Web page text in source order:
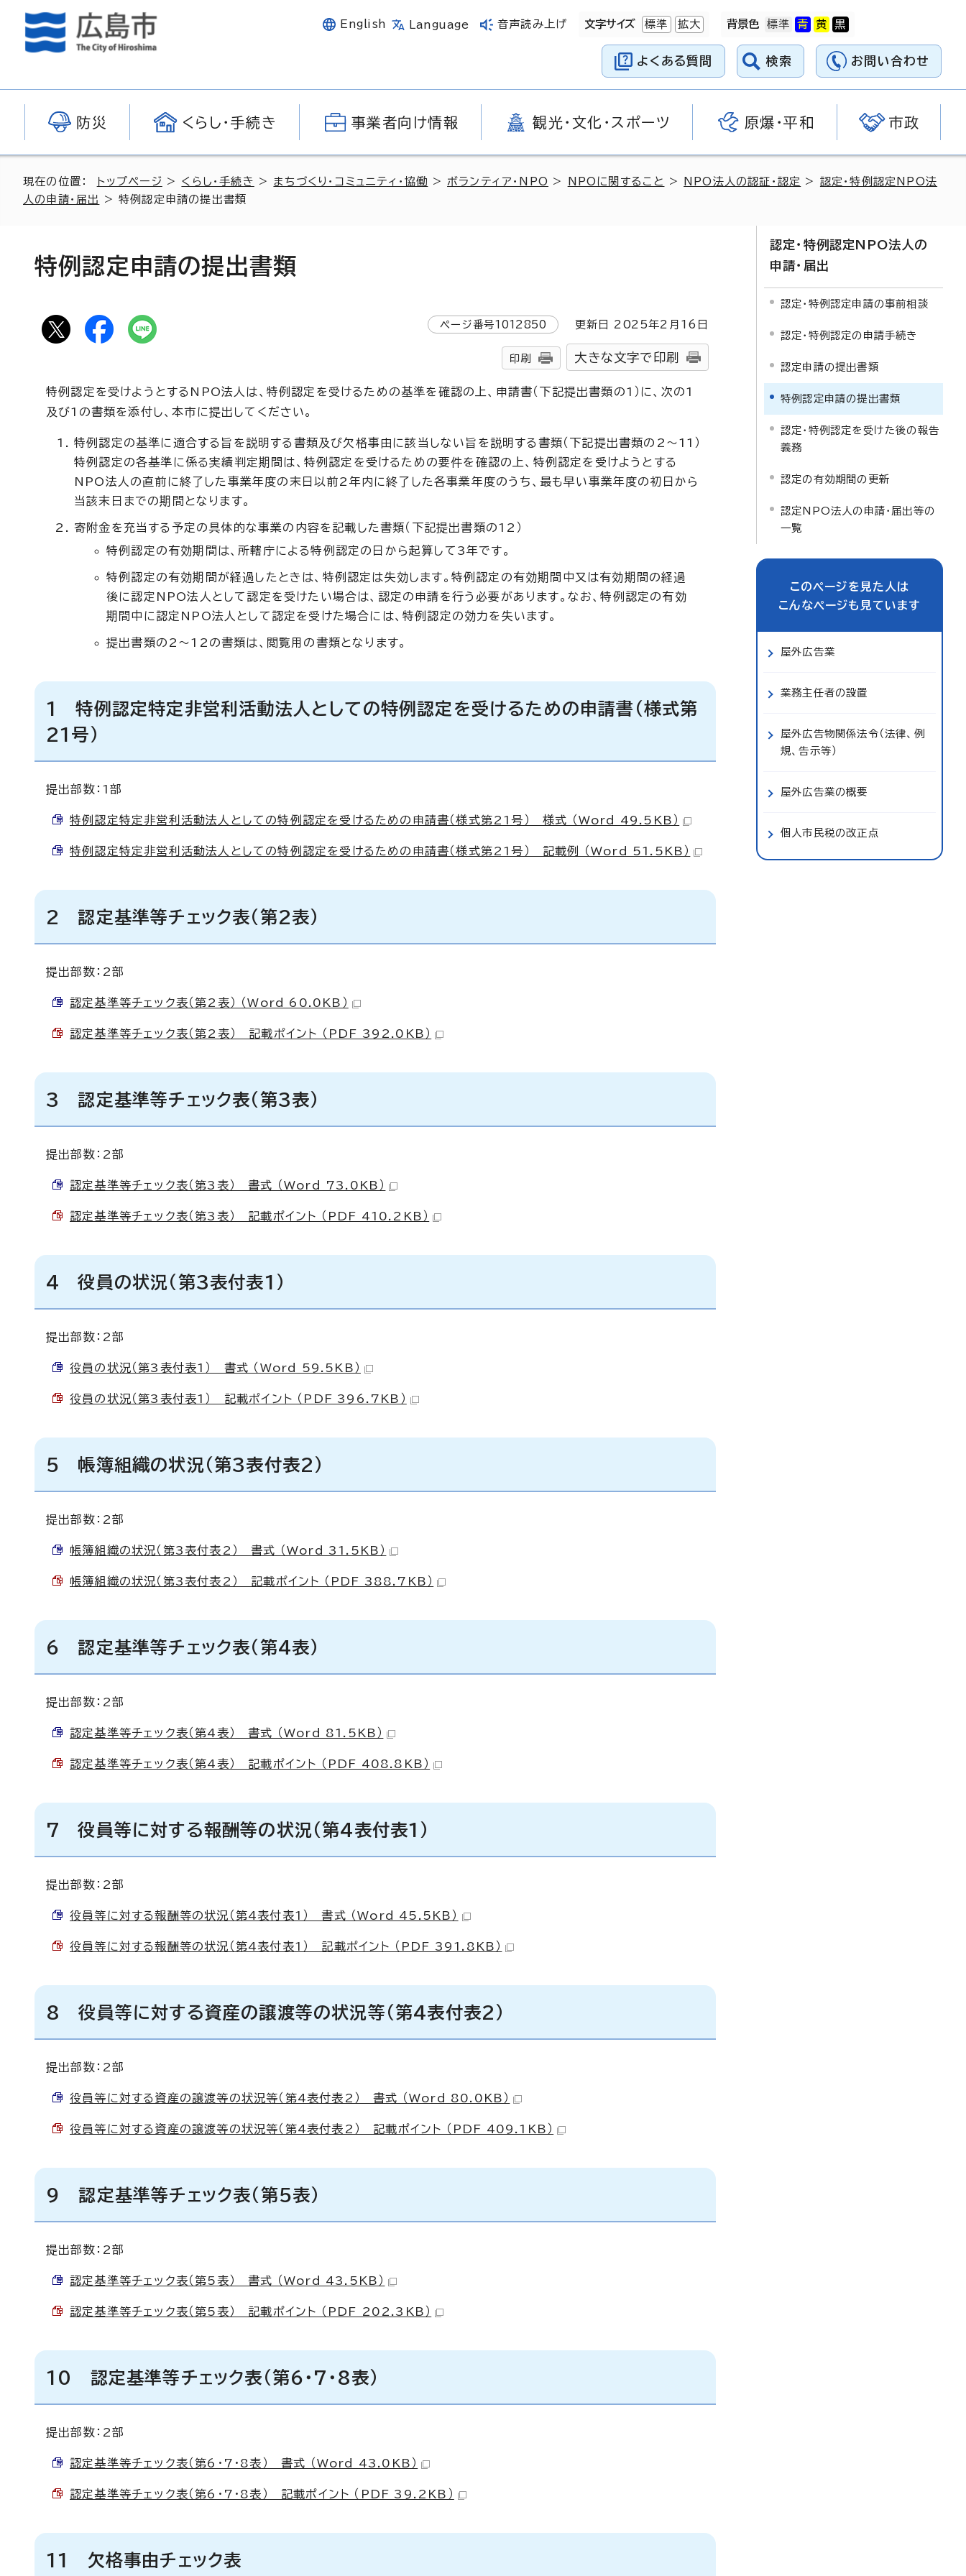
English Language 音声読み上げ 文字サイズ 標準 拡大 背景色
よくある質問 検索 お問い合わせ
防災 くらし・手続き 事業者向け情報 観光・文化・スポーツ 原爆・平和 市政
現在の位置： トップページ > くらし・手続き > まちづくり・コミュニティ・協働 > ボランティア・NPO > NPOに関すること > NPO法人の認証・認定 > 認定・特例認定NPO法
人の申請・届出
> 特例認定申請の提出書類
特例認定申請の提出書類
ページ番号1012850 更新日 2025年2月 16 日
印刷 大きな文字で印刷
特例認定を受けようとするNPO法人は、特例認定を受けるための基準を確認の上、申請書（下記提出書類の1）に、次の1
及び1の書類を添付し、本市に提出してください。
特例認定の基準に適合する旨を説明する書類及び欠格事由に該当しない旨を説明する書類（下記提出書類の2～11）
特例認定の各基準に係る実績判定期間は、特例認定を受けるための要件を確認の上、特例認定を受けようとする
NPO法人の直前に終了した事業年度の末日以前2年内に終了した各事業年度のうち、最も早い事業年度の初日から
当該末日までの期間となります。
寄附金を充当する予定の具体的な事業の内容を記載した書類（下記提出書類の12）
特例認定の有効期間は、所轄庁による特例認定の日から起算して3年です。
特例認定の有効期間が経過したときは、特例認定は失効します。特例認定の有効期間中又は有効期間の経過
後に認定NPO法人として認定を受けたい場合は、認定の申請を行う必要があります。なお、特例認定の有効
期間中に認定NPO法人として認定を受けた場合には、特例認定の効力を失います。
提出書類の2～12の書類は、閲覧用の書類となります。
1 特例認定特定非営利活動法人としての特例認定を受けるための申請書（様式第
21号）
提出部数：1部
特例認定特定非営利活動法人としての特例認定を受けるための申請書（様式第21号） 様式 （Word 49.5KB）
特例認定特定非営利活動法人としての特例認定を受けるための申請書（様式第21号） 記載例 （Word 51.5KB）
2 認定基準等チェック表（第2表）
提出部数：2部
認定基準等チェック表（第2表） （Word 60.0KB）
認定基準等チェック表（第2表） 記載ポイント （PDF 392.0KB）
3 認定基準等チェック表（第3表）
提出部数：2部
認定基準等チェック表（第3表） 書式 （Word 73.0KB）
認定基準等チェック表（第3表） 記載ポイント （PDF 410.2KB）
4 役員の状況（第3表付表1）
提出部数：2部
役員の状況（第3表付表1） 書式 （Word 59.5KB）
役員の状況（第3表付表1） 記載ポイント （PDF 396.7KB）
5 帳簿組織の状況（第3表付表2）
提出部数：2部
帳簿組織の状況（第3表付表2） 書式 （Word 31.5KB）
帳簿組織の状況（第3表付表2） 記載ポイント （PDF 388.7KB）
6 認定基準等チェック表（第4表）
提出部数：2部
認定基準等チェック表（第4表） 書式 （Word 81.5KB）
認定基準等チェック表（第4表） 記載ポイント （PDF 408.8KB）
7 役員等に対する報酬等の状況（第4表付表1）
提出部数：2部
役員等に対する報酬等の状況（第4表付表1） 書式 （Word 45.5KB）
役員等に対する報酬等の状況（第4表付表1） 記載ポイント （PDF 391.8KB）
8 役員等に対する資産の譲渡等の状況等（第4表付表2）
提出部数：2部
役員等に対する資産の譲渡等の状況等（第4表付表2） 書式 （Word 80.0KB）
役員等に対する資産の譲渡等の状況等（第4表付表2） 記載ポイント （PDF 409.1KB）
9 認定基準等チェック表（第5表）
提出部数：2部
認定基準等チェック表（第5表） 書式 （Word 43.5KB）
認定基準等チェック表（第5表） 記載ポイント （PDF 202.3KB）
10 認定基準等チェック表（第6・7・8表）
提出部数：2部
認定基準等チェック表（第6・7・8表） 書式 （Word 43.0KB）
認定基準等チェック表（第6・7・8表） 記載ポイント （PDF 39.2KB）
11 欠格事由チェック表
認定・特例認定NPO法人の
申請・届出
認定・特例認定申請の事前相談
認定・特例認定の申請手続き
認定申請の提出書類
特例認定申請の提出書類
認定・特例認定を受けた後の報告
義務
認定の有効期間の更新
認定NPO法人の申請・届出等の
一覧
このページを見た人は
こんなページも見ています
屋外広告業
業務主任者の設置
屋外広告物関係法令（法律、例
規、告示等）
屋外広告業の概要
個人市民税の改正点